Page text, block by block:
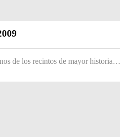
de los recintos de mayor historia…